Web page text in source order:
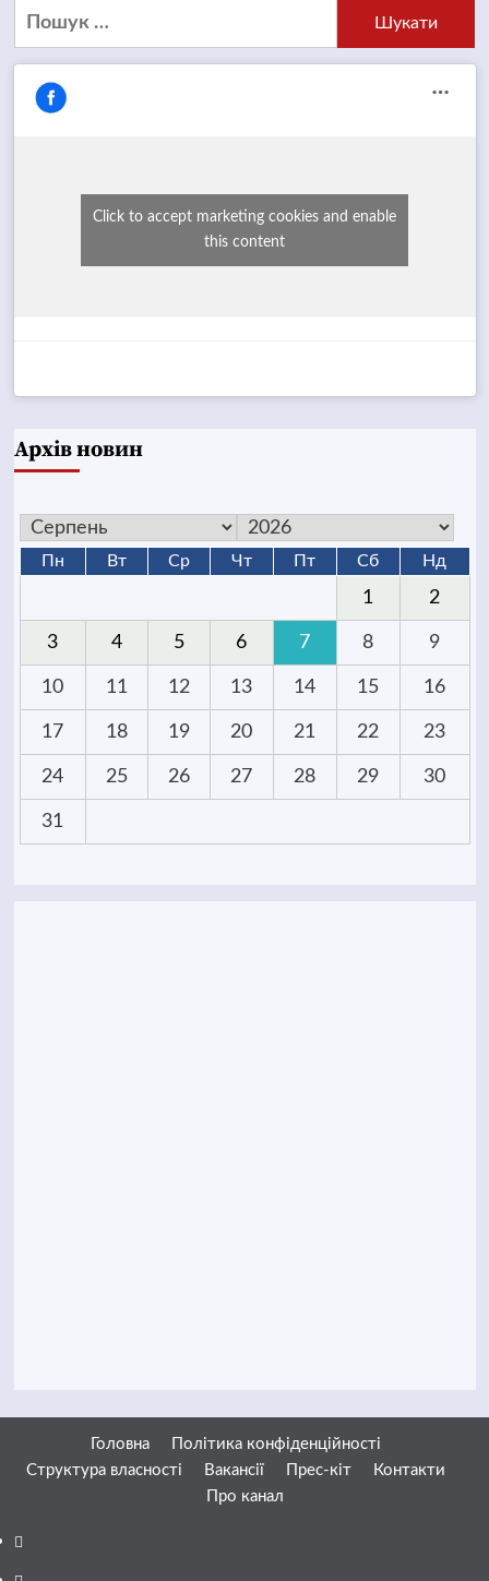
Пошук:
Click to accept marketing cookies and enable
this content
Архів новин
Пн Вт Ср Чт Пт Сб Нд
1 2
3 4 5 6 7 8 9
10 11 12 13 14 15 16
17 18 19 20 21 22 23
24 25 26 27 28 29 30
31
Головна
Політика конфіденційності
Структура власності
Вакансії Прес-кіт
Контакти
Про канал
Facebook